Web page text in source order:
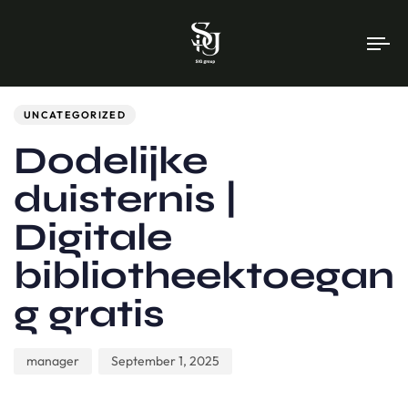
UNCATEGORIZED
Dodelijke
duisternis |
Digitale
bibliotheektoegan
g gratis
manager September 1, 2025